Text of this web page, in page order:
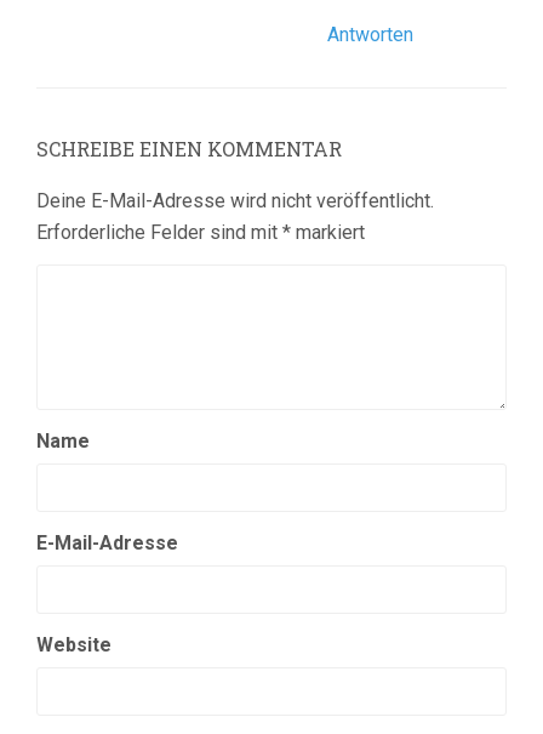
Antworten
SCHREIBE EINEN KOMMENTAR
Deine E-Mail-Adresse wird nicht veröffentlicht.
Erforderliche Felder sind mit * markiert
Name
E-Mail-Adresse
Website